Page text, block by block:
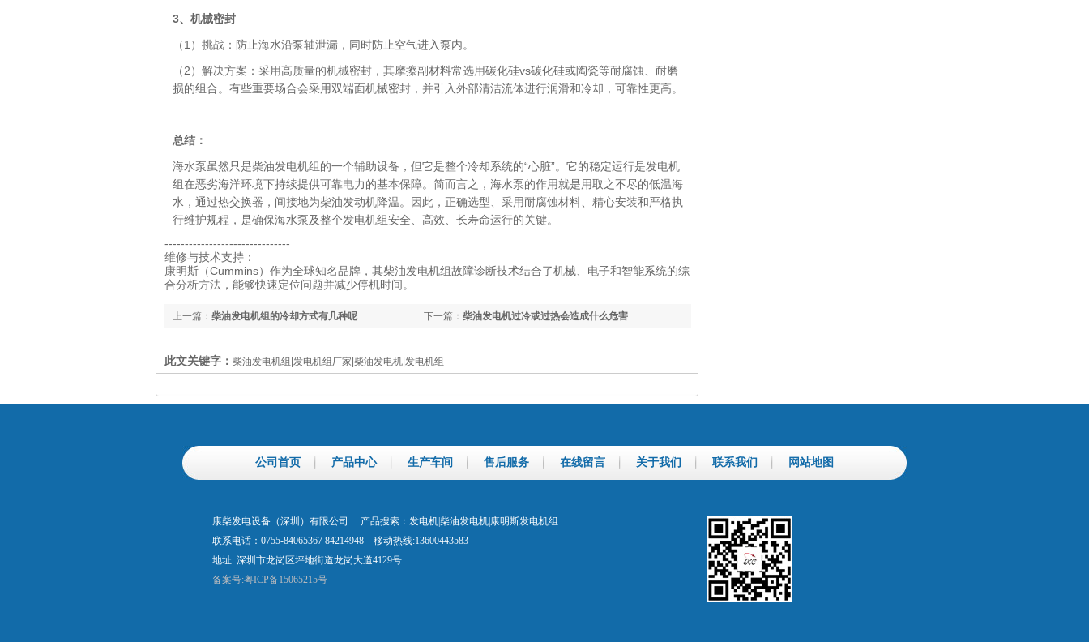
3、 机械密封
（1）挑战：防止海水沿泵轴泄漏，同时防止空气进入泵内。
（2）解决方案：采用高质量的机械密封，其摩擦副材料常选用碳化硅vs碳化硅或陶瓷等耐腐蚀、耐磨
损的组合。有些重要场合会采用双端面机械密封，并引入外部清洁流体进行润滑和冷却，可靠性更高。
总结 ：
海水泵虽然只是柴油发电机组的一个辅助设备，但它是整个冷却系统的“心脏”。它的稳定运行是发电机
组在恶劣海洋环境下持续提供可靠电力的基本保障。简而言之，海水泵的作用就是用取之不尽的低温海
水，通过热交换器，间接地为柴油发动机降温。因此，正确选型、采用耐腐蚀材料、精心安装和严格执
行维护规程，是确保海水泵及整个发电机组安全、高效、长寿命运行的关键。
-------------------------------
维修与技术支持：
康明斯（Cummins）作为全球知名品牌，其柴油发电机组故障诊断技术结合了机械、电子和智能系统的综
合分析方法，能够快速定位问题并减少停机时间。
下一篇： 柴油发电机过冷或过热会造成什么危害
上一篇： 柴油发电机组的冷却方式有几种呢
此文关键字： 柴油发电机组|发电机组厂家|柴油发电机|发电机组
公司首页 产品中心 生产车间 售后服务 在线留言 关于我们 联系我们 网站地图
康柴发电设备（深圳）有限公司 产品搜索：发电机|柴油发电机|康明斯发电机组
联系电话：0755-84065367 84214948 移动热线:13600443583
地址: 深圳市龙岗区坪地街道龙岗大道4129号
备案号:粤ICP备15065215号